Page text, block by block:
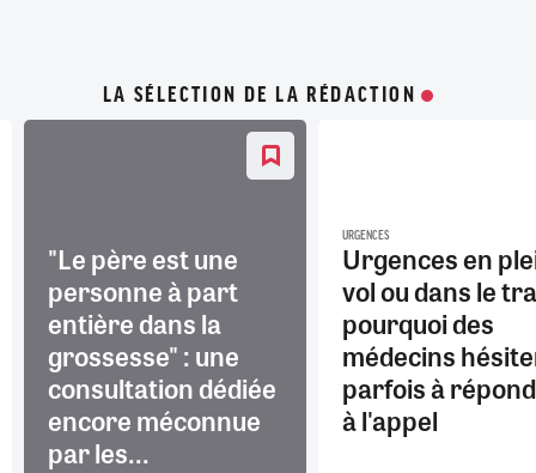
LA SÉLECTION DE LA RÉDACTION
"Le père est une
personne à part
entière dans la
grossesse" : une
consultation dédiée
encore méconnue
par les...
URGENCES
Urgences en
vol ou dans le
pourquoi des
médecins
parfois à
à l'appel